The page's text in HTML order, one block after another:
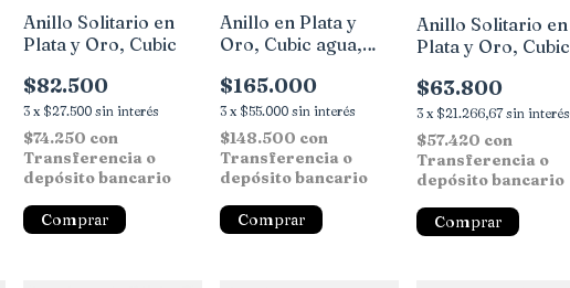
Anillo Solitario en
Plata y Oro, Cubic
$82.500
3 x $27.500 sin interés
$74.250 con
Transferencia o
depósito bancario
Comprar
Anillo en Plata y
Oro, Cubic agua,
$165.000
3 x $55.000 sin interés
$148.500 con
Transferencia o
depósito bancario
Comprar
Anillo Solitario en
Plata y Oro, Cubic
$63.800
3 x $21.266,67 sin interés
$57.420 con
Transferencia o
depósito bancario
Comprar